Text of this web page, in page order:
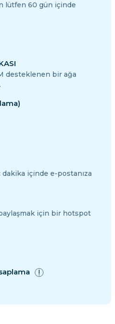
lütfen 60 gün içinde
desteklenen bir ağa
içinde e-postanıza
için bir hotspot